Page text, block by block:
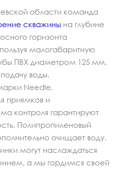
области команда
скважины на глубине
горизонта
малогабаритную
ПВХ диаметром 125 мм,
воды.
Needle,
приямков и
контроля гарантируют
Полипропиленовый
очищает воду.
могут наслаждаться
а мы гордимся своей